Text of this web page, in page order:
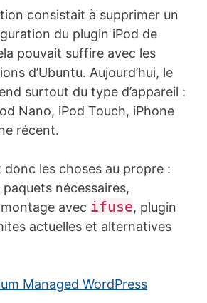
consistait à supprimer un
du plugin iPod de
pouvait suffire avec les
d’Ubuntu. Aujourd’hui, le
surtout du type d’appareil :
Nano, iPod Touch, iPhone
récent.
donc les choses au propre :
nécessaires,
avec ifuse, plugin
actuelles et alternatives